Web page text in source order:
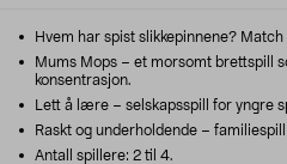
Hvem har spist slikkepinnene?
Mums Mops – et morsomt brettspill
konsentrasjon.
Lett å lære – selskapsspill for yngre
Raskt og underholdende –
Antall spillere: 2 til 4.